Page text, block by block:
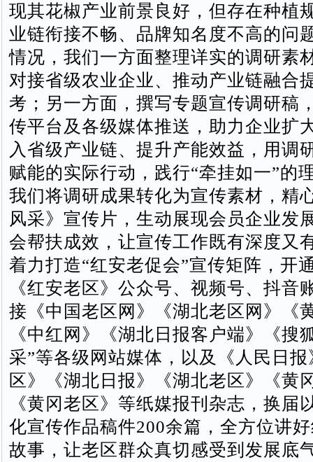
现其花椒产业前景良好，但存在种植
业链衔接不畅、品牌知名度不高的问
情况，我们一方面整理详实的调研素
对接省级农业企业、推动产业链融合
考；另一方面，撰写专题宣传调研稿
传平台及各级媒体推送，助力企业扩
入省级产业链、提升产能效益，用调
赋能的实际行动，践行“牵挂如一”的
我们将调研成果转化为宣传素材，精
风采》宣传片，生动展现会员企业发
会帮扶成效，让宣传工作既有深度又
着力打造“红安老促会”宣传矩阵，开
《红安老区》公众号、视频号、抖音
接《中国老区网》《湖北老区网》《
《中红网》《湖北日报客户端》《搜
采”等各级网站媒体，以及《人民日
区》《湖北日报》《湖北老区》《黄
《黄冈老区》等纸媒报刊杂志，换届
化宣传作品稿件200余篇，全方位讲
故事，让老区群众真切感受到发展底